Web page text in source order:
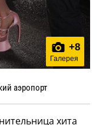
+8
Галерея
аэропорт
хита